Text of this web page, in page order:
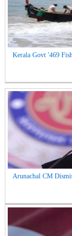
Kerala Govt '469
Arunachal CM